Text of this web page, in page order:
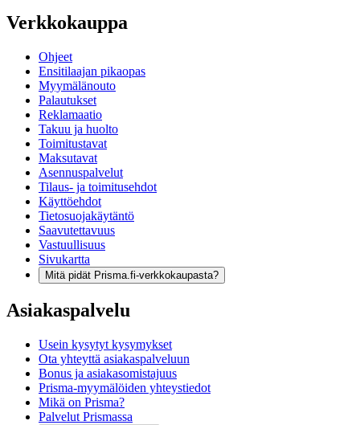
Verkkokauppa
Ohjeet
Ensitilaajan pikaopas
Myymälänouto
Palautukset
Reklamaatio
Takuu ja huolto
Toimitustavat
Maksutavat
Asennuspalvelut
Tilaus- ja toimitusehdot
Käyttöehdot
Tietosuojakäytäntö
Saavutettavuus
Vastuullisuus
Sivukartta
Mitä pidät Prisma.fi-verkkokaupasta?
Asiakaspalvelu
Usein kysytyt kysymykset
Ota yhteyttä asiakaspalveluun
Bonus ja asiakasomistajuus
Prisma-myymälöiden yhteystiedot
Mikä on Prisma?
Palvelut Prismassa